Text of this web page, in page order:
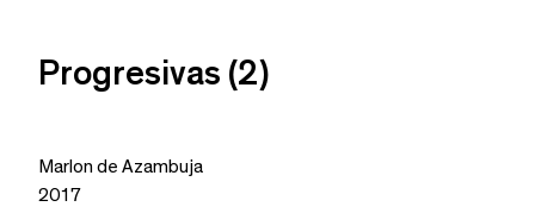
Progresivas (2)
Marlon de Azambuja
2017